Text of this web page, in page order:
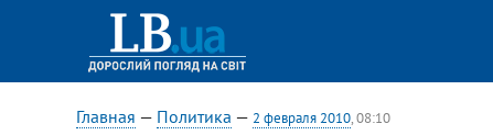
Главная — Политика — 2 февраля 2010, 08:10